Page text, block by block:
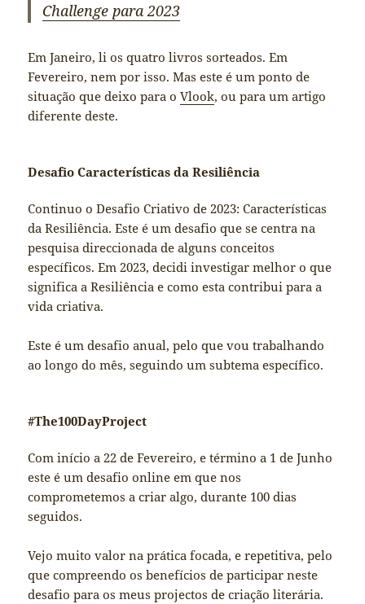
Challenge para 2023
Em Janeiro, li os quatro livros sorteados. Em
Fevereiro, nem por isso. Mas este é um ponto de
situação que deixo para oVlook, ou para um artigo
diferente deste.
Desafio Características da Resiliência
Continuo o Desafio Criativo de 2023: Características
da Resiliência. Este é um desafio que se centra na
pesquisa direccionada de alguns conceitos
específicos. Em 2023, decidi investigar melhor o que
significa a Resiliência e como esta contribui para a
vida criativa.
Este é um desafio anual, pelo que vou trabalhando
ao longo do mês, seguindo um subtema específico.
#The100DayProject
Com início a 22 de Fevereiro, e término a 1 de Junho
este é um desafio online em que nos
comprometemos a criar algo, durante 100 dias
seguidos.
Vejo muito valor na prática focada, e repetitiva, pelo
que compreendo os benefícios de participar neste
desafio para os meus projectos de criação literária.